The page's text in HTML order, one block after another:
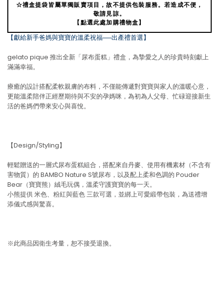
☆禮盒提袋皆屬單獨販賣項目，故不提供包裝服務。若造成不便，
敬請見諒。
【點選此處加購禮物盒】
【獻給新手爸媽與寶寶的溫柔祝福──出產禮首選】
gelato pique 推出全新「尿布蛋糕」禮盒，為摯愛之人的珍貴時刻獻上
滿滿幸福。
療癒的設計搭配柔軟親膚的布料，不僅能傳遞對寶寶與家人的溫暖心意，
更能溫柔陪伴正經歷期待與不安的孕媽咪，為初為人父母、忙碌迎接新生
活的爸媽們帶來安心與喜悅。
【Design/Styling】
輕鬆贈送的一層式尿布蛋糕組合，搭配來自丹麥、使用有機素材（不含有
害物質）的 BAMBO Nature S號尿布，以及配上柔和色調的 Pouder
Bear（寶寶熊）絨毛玩偶，溫柔守護寶寶的每一天。
小熊提供 米色、粉紅與藍色 三款可選，並綁上可愛緞帶包裝，為送禮增
添儀式感與驚喜。
※此商品因衛生考量，恕不接受退換。